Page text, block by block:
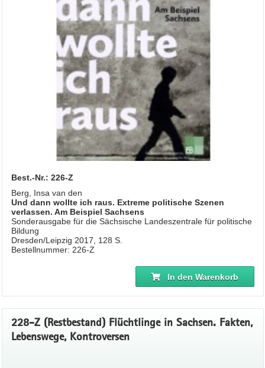
Best.-Nr.: 226-Z
Berg, Insa van den
Und dann wollte ich raus. Extreme politische Szenen
verlassen. Am Beispiel Sachsens
Sonderausgabe für die Sächsische Landeszentrale für politische
Bildung
Dresden/Leipzig 2017, 128 S.
Bestellnummer: 226-Z
In den Warenkorb
228-Z (Restbestand) Flüchtlinge in Sachsen. Fakten,
Lebenswege, Kontroversen